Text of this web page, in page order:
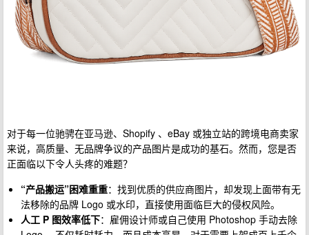
对于每一位驰骋在亚马逊、Shopify 、eBay 或独立站的跨境电商卖家
来说，高质量、无品牌争议的产品图片是成功的基石。然而，您是否
正面临以下令人头疼的难题？
“产品搬运”困难重重：找到优质的供应商图片，却发现上面带有无
法移除的品牌 Logo 或水印，直接使用面临巨大的侵权风险。
人工 P 图效率低下：雇佣设计师或自己使用 Photoshop 手动去除